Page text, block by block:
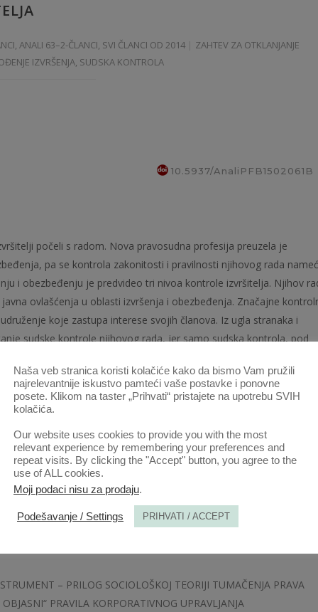
, ANALI 63–2-ČLANCI, SVI ČLANCI OD 2014
ZAHTEV ZA OTKLANJANJE
IZVRŠENJA, SUDSKA KONTROLA
10.5937/AnaliPFB1502061B
počeli s radom. Nova pravosudna profesija preuzela je
pa se kontrola zakonitosti i pravilnosti njihovog rada
i obezbeđenju je predvideo tri nivoa kontrole izvršitelja. Njihov
ovlašćenja u oblasti izvršenja i obezbeđenja. Značajne
koje zastupa interese svojih članova. Iz ugla stranaka i
sudske kontrole njihovog rada, jer samo sudska kontrola, pod
obesnaživanja nezakonitih i nepravilnih odluka i radnji izvršitelja. U
izvršitelja, ukazuje na postojeće probleme i predlažu mere za
– PRILOG SOCIOLOŠKOJ TEORIJI TUMAČENJA PRAVA
PRAVILA KORPORATIVNOG UPRAVLJANJA
Naša veb stranica koristi kolačiće kako da bismo Vam pružili
najrelevantnije iskustvo pamteći vaše postavke i ponovne
posete. Klikom na taster „Prihvati“ pristajete na upotrebu SVIH
kolačića.
Our website uses cookies to provide you with the most
relevant experience by remembering your preferences and
repeat visits. By clicking the "Accept" button, you agree to the
use of ALL cookies.
Moji podaci nisu za prodaju.
Podešavanje / Settings PRIHVATI / ACCEPT